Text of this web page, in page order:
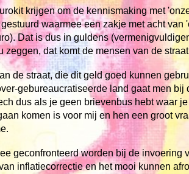
krijgen om de kennismaking met
waarmee een zakje met acht
Dat is dus in guldens
dat komt de mensen van de
de straat, die dit geld goed kunnen
gebureaucratiseerde land gaat men
dus als je geen brievenbus hebt waar
komen is voor mij en hen een groot
geconfronteerd worden bij de invoering
inflatiecorrectie en het mooi kunnen